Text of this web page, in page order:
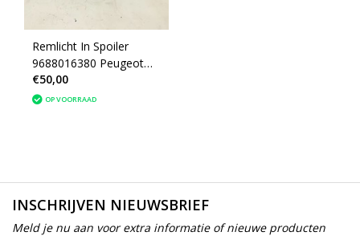
Remlicht In Spoiler
9688016380 Peugeot
2008(6351LX)
€50,00
OP VOORRAAD
INSCHRIJVEN NIEUWSBRIEF
Meld je nu aan voor extra informatie of nieuwe producten